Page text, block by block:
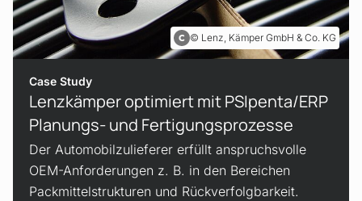
Lenz, Kämper GmbH & Co. KG
Case Study
Lenzkämper optimiert mit PSIpenta/ERP
Planungs- und Fertigungsprozesse
Der Automobilzulieferer erfüllt anspruchsvolle
OEM-Anforderungen z. B. in den Bereichen
Packmittelstrukturen und Rückverfolgbarkeit.